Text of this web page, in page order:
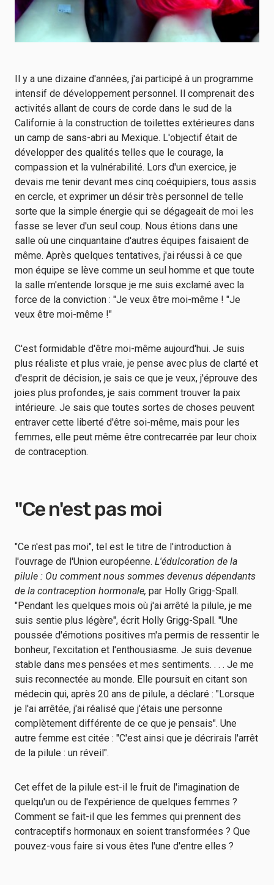
Il y a une dizaine d'années, j'ai participé à un programme
intensif de développement personnel. Il comprenait des
activités allant de cours de corde dans le sud de la
Californie à la construction de toilettes extérieures dans
un camp de sans-abri au Mexique. L'objectif était de
développer des qualités telles que le courage, la
compassion et la vulnérabilité. Lors d'un exercice, je
devais me tenir devant mes cinq coéquipiers, tous assis
en cercle, et exprimer un désir très personnel de telle
sorte que la simple énergie qui se dégageait de moi les
fasse se lever d'un seul coup. Nous étions dans une
salle où une cinquantaine d'autres équipes faisaient de
même. Après quelques tentatives, j'ai réussi à ce que
mon équipe se lève comme un seul homme et que toute
la salle m'entende lorsque je me suis exclamé avec la
force de la conviction : "Je veux être moi-même ! "Je
veux être moi-même !"
C'est formidable d'être moi-même aujourd'hui. Je suis
plus réaliste et plus vraie, je pense avec plus de clarté et
d'esprit de décision, je sais ce que je veux, j'éprouve des
joies plus profondes, je sais comment trouver la paix
intérieure. Je sais que toutes sortes de choses peuvent
entraver cette liberté d'être soi-même, mais pour les
femmes, elle peut même être contrecarrée par leur choix
de contraception.
"Ce n'est pas moi
"Ce n'est pas moi", tel est le titre de l'introduction à
l'ouvrage de l'Union européenne. L'édulcoration de la
pilule : Ou comment nous sommes devenus dépendants
de la contraception hormonale, par Holly Grigg-Spall.
"Pendant les quelques mois où j'ai arrêté la pilule, je me
suis sentie plus légère", écrit Holly Grigg-Spall. "Une
poussée d'émotions positives m'a permis de ressentir le
bonheur, l'excitation et l'enthousiasme. Je suis devenue
stable dans mes pensées et mes sentiments. . . . Je me
suis reconnectée au monde. Elle poursuit en citant son
médecin qui, après 20 ans de pilule, a déclaré : "Lorsque
je l'ai arrêtée, j'ai réalisé que j'étais une personne
complètement différente de ce que je pensais". Une
autre femme est citée : "C'est ainsi que je décrirais l'arrêt
de la pilule : un réveil".
Cet effet de la pilule est-il le fruit de l'imagination de
quelqu'un ou de l'expérience de quelques femmes ?
Comment se fait-il que les femmes qui prennent des
contraceptifs hormonaux en soient transformées ? Que
pouvez-vous faire si vous êtes l'une d'entre elles ?